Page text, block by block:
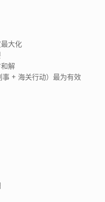
大化
解
事 + 海关行动）最为有效